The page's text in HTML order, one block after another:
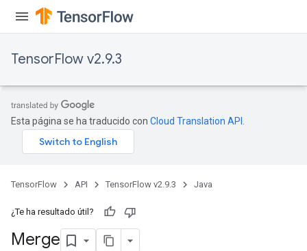
TensorFlow v2.9.3
Esta página se ha traducido con Cloud Translation API
TensorFlow API TensorFlow v2.9.3 Java
¿Te ha resultado útil?
Merge